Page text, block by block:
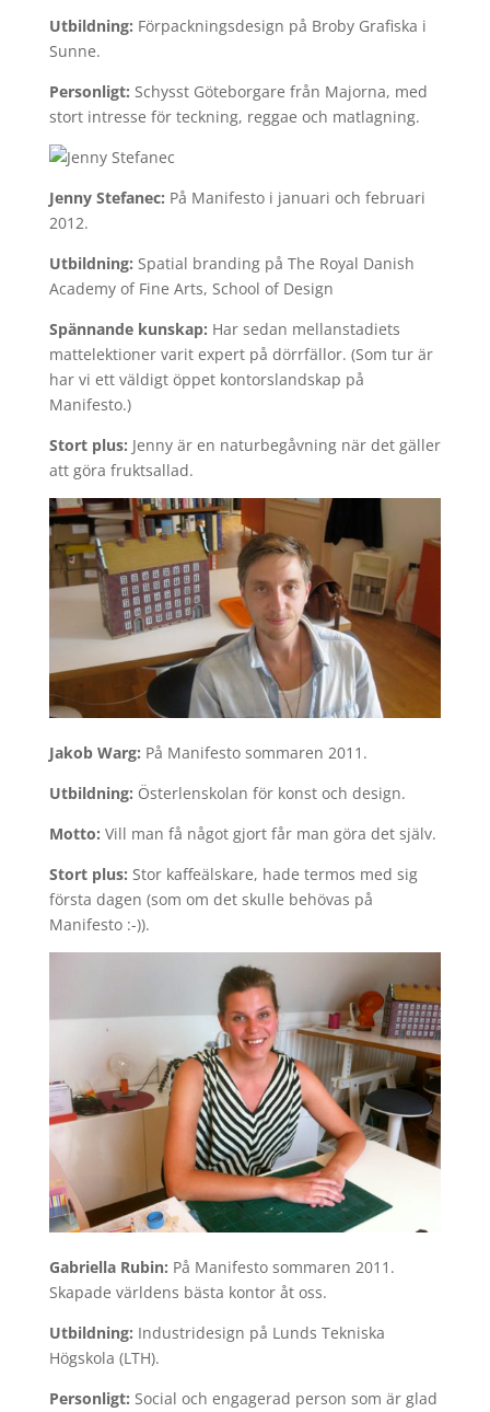
Utbildning: Förpackningsdesign på Broby Grafiska i
Sunne.
Personligt: Schysst Göteborgare från Majorna, med
stort intresse för teckning, reggae och matlagning.
Jenny Stefanec: På Manifesto i januari och februari
2012.
Utbildning: Spatial branding på The Royal Danish
Academy of Fine Arts, School of Design
Spännande kunskap: Har sedan mellanstadiets
mattelektioner varit expert på dörrfällor. (Som tur är
har vi ett väldigt öppet kontorslandskap på
Manifesto.)
Stort plus: Jenny är en naturbegåvning när det gäller
att göra fruktsallad.
Jakob Warg: På Manifesto sommaren 2011.
Utbildning: Österlenskolan för konst och design.
Motto: Vill man få något gjort får man göra det själv.
Stort plus: Stor kaffeälskare, hade termos med sig
första dagen (som om det skulle behövas på
Manifesto :-)).
Gabriella Rubin: På Manifesto sommaren 2011.
Skapade världens bästa kontor åt oss.
Utbildning: Industridesign på Lunds Tekniska
Högskola (LTH).
Personligt: Social och engagerad person som är glad